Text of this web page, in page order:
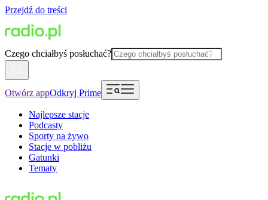
Przejdź do treści
Czego chciałbyś posłuchać?
Otwórz appOdkryj Prime
Najlepsze stacje
Podcasty
Sporty na żywo
Stacje w pobliżu
Gatunki
Tematy